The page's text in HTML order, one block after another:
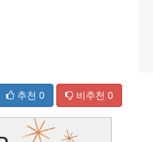
추천 0 비추천 0